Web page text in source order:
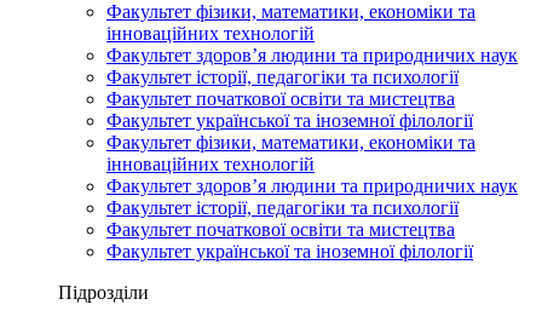
Факультет фізики, математики, економіки та
інноваційних технологій
Факультет здоров’я людини та природничих наук
Факультет історії, педагогіки та психології
Факультет початкової освіти та мистецтва
Факультет української та іноземної філології
Факультет фізики, математики, економіки та
інноваційних технологій
Факультет здоров’я людини та природничих наук
Факультет історії, педагогіки та психології
Факультет початкової освіти та мистецтва
Факультет української та іноземної філології
Підрозділи